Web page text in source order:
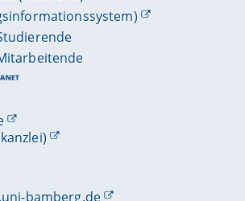
bamberg.de